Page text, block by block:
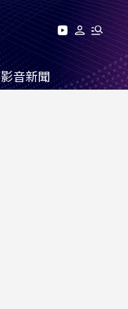
影音新聞